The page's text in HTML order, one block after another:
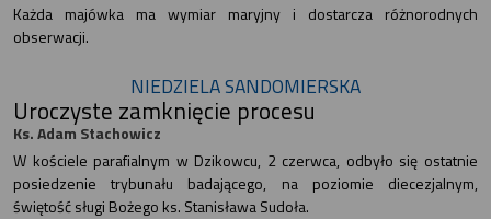
Każda majówka ma wymiar maryjny i dostarcza różnorodnych
obserwacji.
NIEDZIELA SANDOMIERSKA
Uroczyste zamknięcie procesu
Ks. Adam Stachowicz
W kościele parafialnym w Dzikowcu, 2 czerwca, odbyło się ostatnie
posiedzenie trybunału badającego, na poziomie diecezjalnym,
świętość sługi Bożego ks. Stanisława Sudoła.